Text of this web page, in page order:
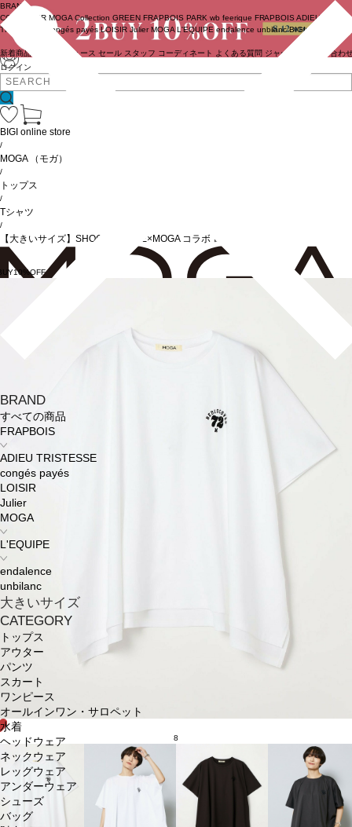
ログイン
BRAND
COUTURIER MOGA Collection GREEN FRAPBOIS PARK wb feerique FRAPBOIS ADIEU
TRISTESSE
congés payés LOISIR Julier MOGA L'EQUIPE endalence unbilanc BIGI online store
新着商品 ニュース セール スタッフ コーディネート よくある質問 ジャーナル お問い合わ
BRAND
すべての商品
FRAPBOIS
ADIEU TRISTESSE
congés payés
LOISIR
Julier
MOGA
L'EQUIPE
endalence
unbilanc
大きいサイズ
CATEGORY
トップス
アウター
パンツ
スカート
ワンピース
オールインワン・サロペット
水着
ヘッドウェア
ネックウェア
レッグウェア
アンダーウェア
シューズ
バッグ
BIGI online store
/
MOGA （モガ）
/
トップス
/
Tシャツ
/
【大きいサイズ】SHOGO SEKINE×MOGA コラボ ロゴT
8